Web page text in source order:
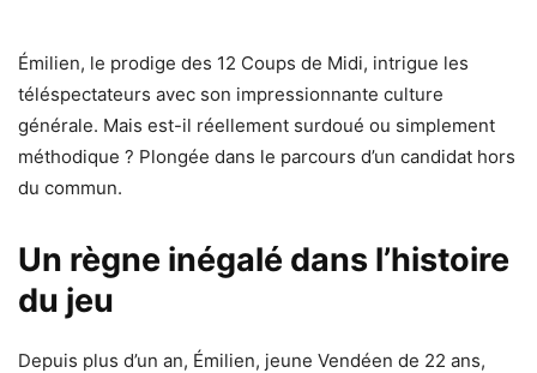
Émilien, le prodige des 12 Coups de Midi, intrigue les
téléspectateurs avec son impressionnante culture
générale. Mais est-il réellement surdoué ou simplement
méthodique ? Plongée dans le parcours d’un candidat hors
du commun.
Un règne inégalé dans l’histoire
du jeu
Depuis plus d’un an, Émilien, jeune Vendéen de 22 ans,